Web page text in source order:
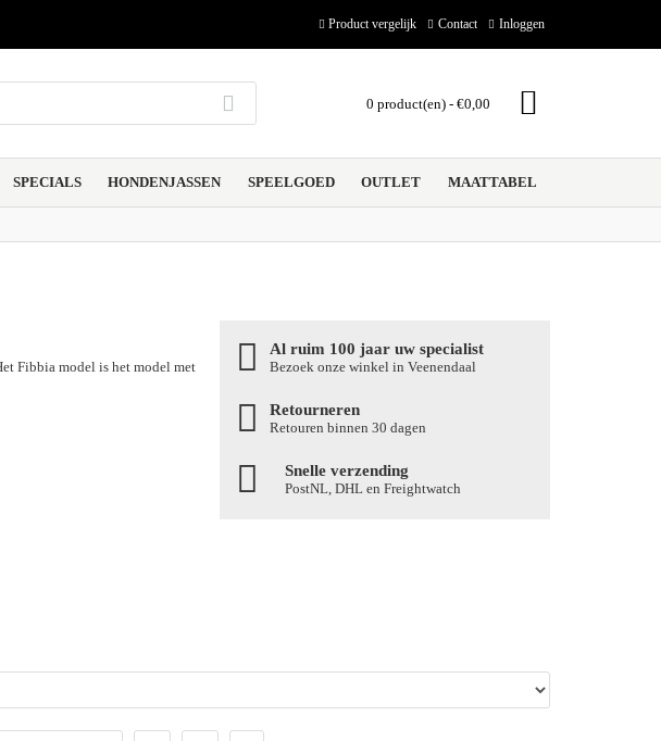
Product vergelijk Contact Inloggen
0 product(en) - €0,00
SPECIALS HONDENJASSEN SPEELGOED OUTLET MAATTABEL
Fibbia model is het model met
Al ruim 100 jaar uw specialist
Bezoek onze winkel in Veenendaal
Retourneren
Retouren binnen 30 dagen
Snelle verzending
PostNL, DHL en Freightwatch